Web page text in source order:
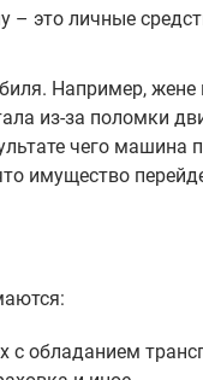
это личные
Например, жене
из-за поломки
чего машина
имущество
с обладанием